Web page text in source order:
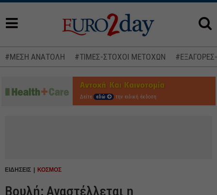
#ΜΕΣΗ ΑΝΑΤΟΛΗ #ΤΙΜΕΣ-ΣΤΟΧΟΙ ΜΕΤΟΧΩΝ
Δείτε εδώ την ειδική έκδοση
ΕΙΔΗΣΕΙΣ ΚΟΣΜΟΣ
Βουλή: Αναστέλλεται η